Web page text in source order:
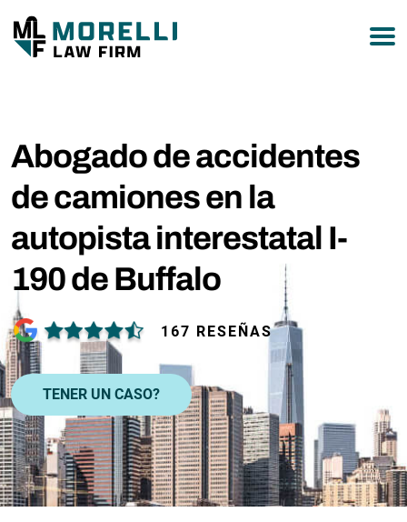
Abogado de accidentes
de camiones en la
autopista interestatal I-
190 de Buffalo
167 RESEÑAS
TENER UN CASO?